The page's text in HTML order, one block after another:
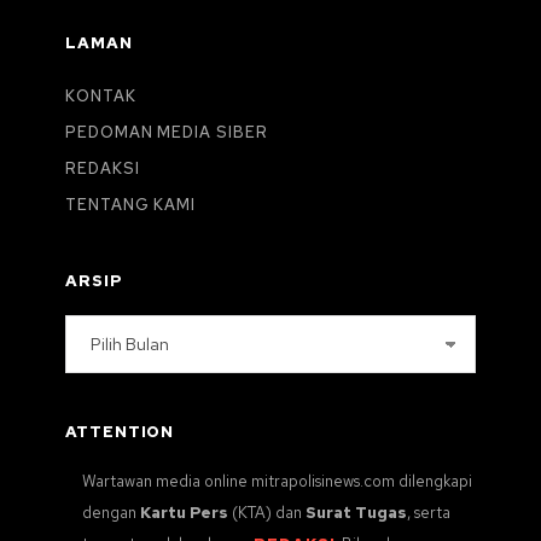
LAMAN
KONTAK
PEDOMAN MEDIA SIBER
REDAKSI
TENTANG KAMI
ARSIP
ATTENTION
Wartawan media online mitrapolisinews.com dilengkapi
dengan Kartu Pers (KTA) dan Surat Tugas, serta